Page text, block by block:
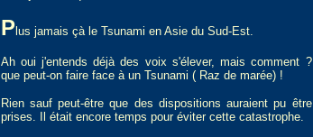
P lus jamais çà le Tsunami en Asie du Sud-Est.
Ah oui j'entends déjà des voix s'élever, mais comment ?
que peut-on faire face à un Tsunami ( Raz de marée) !
Rien sauf peut-être que des dispositions auraient pu être
prises. Il était encore temps pour éviter cette catastrophe.